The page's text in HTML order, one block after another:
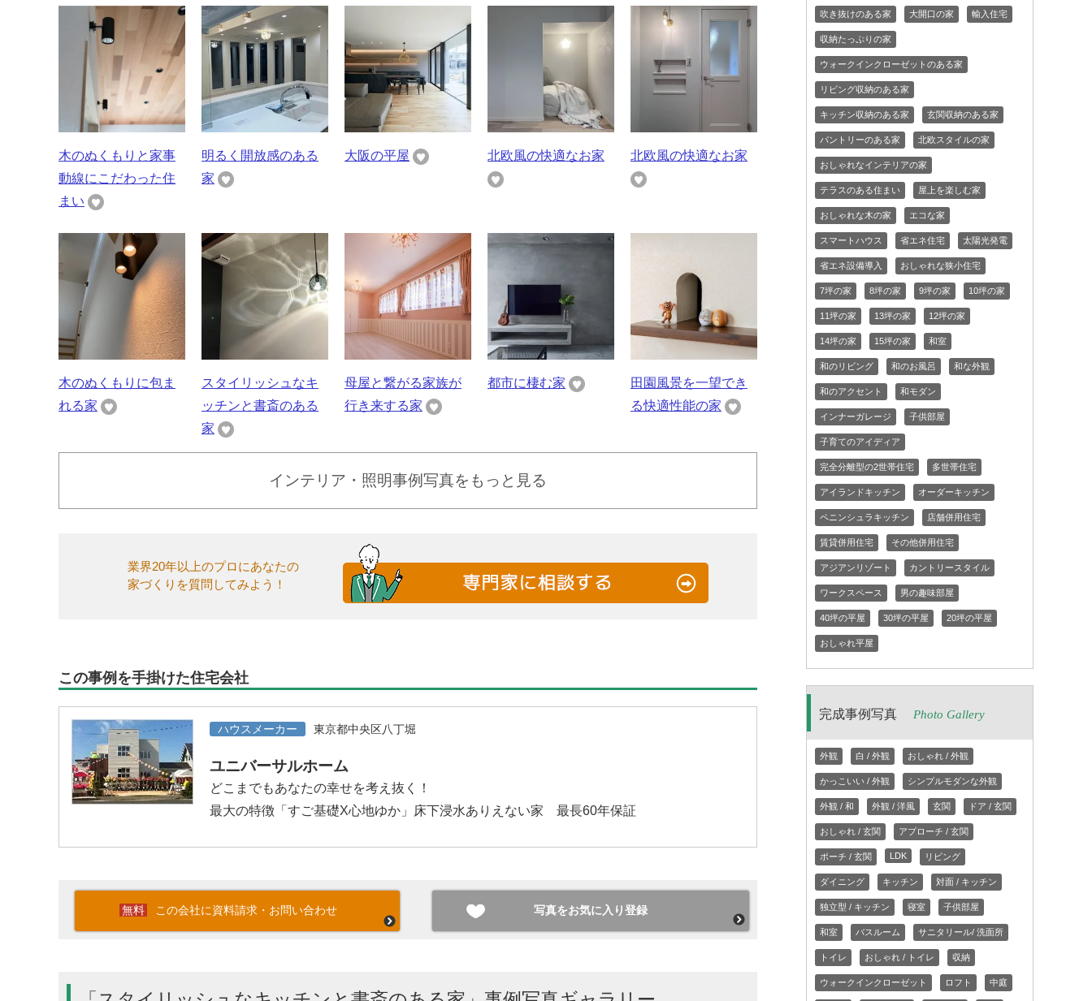
木のぬくもりと家事
動線にこだわった住
まい
明るく開放感のある
家
大阪の平屋 北欧風の快適なお家 北欧風の快適なお家
木のぬくもりに包ま
れる家
スタイリッシュなキ
ッチンと書斎のある
家
母屋と繋がる家族が
行き来する家
都市に棲む家
田園風景を一望でき
る快適性能の家
インテリア・照明事例写真をもっと見る
業界20年以上のプロにあなたの
家づくりを質問してみよう！
この事例を手掛けた住宅会社
ハウスメーカー 東京都中央区八丁堀
ユニバーサルホーム
どこまでもあなたの幸せを考え抜く！
最大の特徴「すご基礎X心地ゆか」床下浸水ありえない家 最長60年保証
この会社に資料請求・お問い合わせ 写真をお気に入り登録
吹き抜けのある家 大開口の家 輸入住宅
収納たっぷりの家
ウォークインクローゼットのある家
リビング収納のある家
キッチン収納のある家 玄関収納のある家
パントリーのある家 北欧スタイルの家
おしゃれなインテリアの家
テラスのある住まい 屋上を楽しむ家
おしゃれな木の家 エコな家
スマートハウス 省エネ住宅 太陽光発電
省エネ設備導入 おしゃれな狭小住宅
7坪の家 8坪の家 9坪の家 10坪の家
11坪の家 13坪の家 12坪の家
14坪の家 15坪の家 和室
和のリビング 和のお風呂 和な外観
和のアクセント 和モダン
インナーガレージ 子供部屋
子育てのアイディア
完全分離型の2世帯住宅 多世帯住宅
アイランドキッチン オーダーキッチン
ペニンシュラキッチン 店舗併用住宅
賃貸併用住宅 その他併用住宅
アジアンリゾート カントリースタイル
ワークスペース 男の趣味部屋
40坪の平屋 30坪の平屋 20坪の平屋
おしゃれ平屋
完成事例写真 Photo Gallery
外観 白 / 外観 おしゃれ / 外観
かっこいい / 外観 シンプルモダンな外観
外観 / 和 外観 / 洋風 玄関 ドア / 玄関
おしゃれ / 玄関 アプローチ / 玄関
ポーチ / 玄関 LDK リビング
ダイニング キッチン 対面 / キッチン
独立型 / キッチン 寝室 子供部屋
和室 バスルーム サニタリール/ 洗面所
トイレ おしゃれ / トイレ 収納
ウォークインクローゼット ロフト 中庭